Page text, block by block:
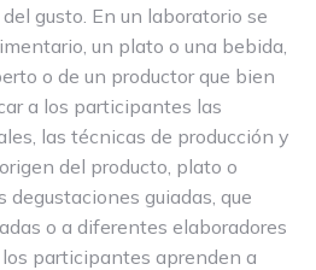
gusto. En un laboratorio se
un plato o una bebida,
o de un productor que bien
a los participantes las
las técnicas de producción y
del producto, plato o
guiadas, que
o a diferentes elaboradores
participantes aprenden a